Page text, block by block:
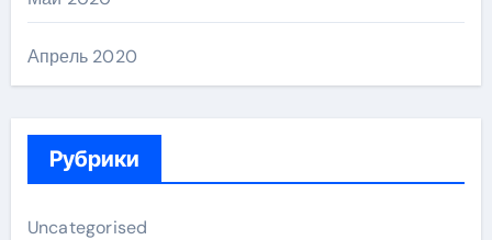
Апрель 2020
Рубрики
Uncategorised